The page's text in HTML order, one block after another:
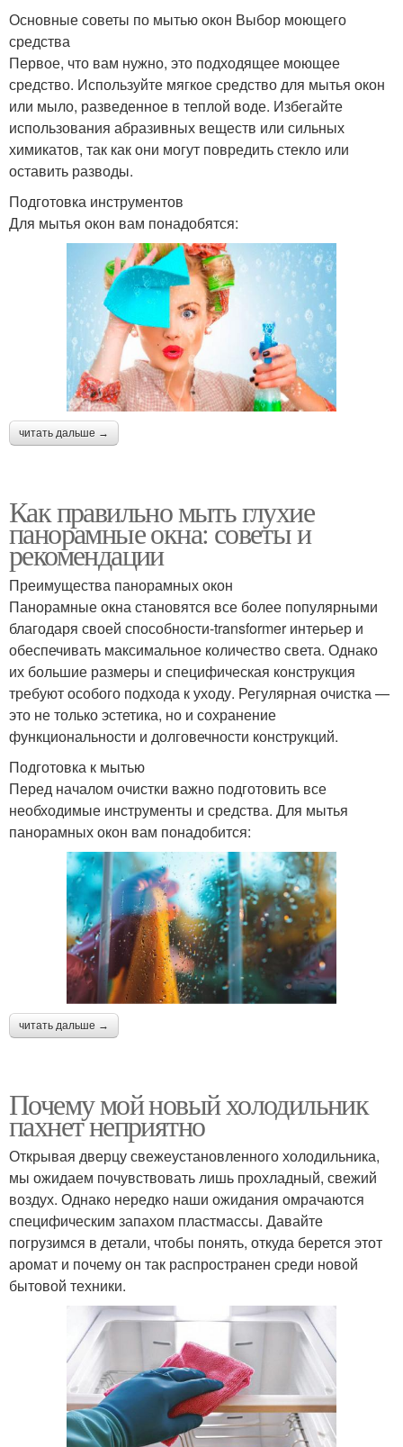
Основные советы по мытью окон Выбор моющего
средства
Первое, что вам нужно, это подходящее моющее
средство. Используйте мягкое средство для мытья окон
или мыло, разведенное в теплой воде. Избегайте
использования абразивных веществ или сильных
химикатов, так как они могут повредить стекло или
оставить разводы.
Подготовка инструментов
Для мытья окон вам понадобятся:
читать дальше →
Как правильно мыть глухие
панорамные окна: советы и
рекомендации
Преимущества панорамных окон
Панорамные окна становятся все более популярными
благодаря своей способности-transformer интерьер и
обеспечивать максимальное количество света. Однако
их большие размеры и специфическая конструкция
требуют особого подхода к уходу. Регулярная очистка —
это не только эстетика, но и сохранение
функциональности и долговечности конструкций.
Подготовка к мытью
Перед началом очистки важно подготовить все
необходимые инструменты и средства. Для мытья
панорамных окон вам понадобится:
читать дальше →
Почему мой новый холодильник
пахнет неприятно
Открывая дверцу свежеустановленного холодильника,
мы ожидаем почувствовать лишь прохладный, свежий
воздух. Однако нередко наши ожидания омрачаются
специфическим запахом пластмассы. Давайте
погрузимся в детали, чтобы понять, откуда берется этот
аромат и почему он так распространен среди новой
бытовой техники.